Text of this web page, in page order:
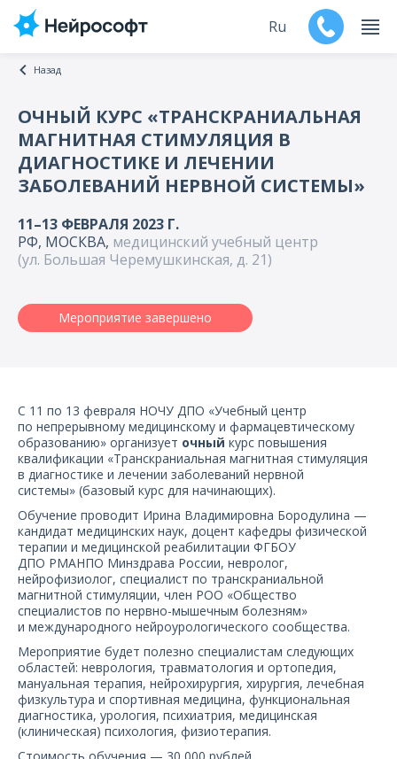
Продукты
Поддержка
Контакты
Мероприятия
Обучение
О компании
Карьера
Ru
Назад
ОЧНЫЙ КУРС «ТРАНСКРАНИАЛЬНАЯ
МАГНИТНАЯ СТИМУЛЯЦИЯ В
ДИАГНОСТИКЕ И ЛЕЧЕНИИ
ЗАБОЛЕВАНИЙ НЕРВНОЙ СИСТЕМЫ»
11–13 ФЕВРАЛЯ 2023 Г.
РФ, МОСКВА, медицинский учебный центр
(ул. Большая Черемушкинская, д. 21)
Мероприятие завершено
С 11 по 13 февраля НОЧУ ДПО «Учебный центр
по непрерывному медицинскому и фармацевтическому
образованию» организует очный курс повышения
квалификации «Транскраниальная магнитная стимуляция
в диагностике и лечении заболеваний нервной
системы» (базовый курс для начинающих).
Обучение проводит Ирина Владимировна Бородулина —
кандидат медицинских наук, доцент кафедры физической
терапии и медицинской реабилитации ФГБОУ
ДПО РМАНПО Минздрава России, невролог,
нейрофизиолог, специалист по транскраниальной
магнитной стимуляции, член РОО «Общество
специалистов по нервно-мышечным болезням»
и международного нейроурологического сообщества.
Мероприятие будет полезно специалистам следующих
областей: неврология, травматология и ортопедия,
мануальная терапия, нейрохирургия, хирургия, лечебная
физкультура и спортивная медицина, функциональная
диагностика, урология, психиатрия, медицинская
(клиническая) психология, физиотерапия.